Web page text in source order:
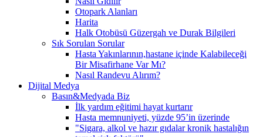
Otopark Alanları
Harita
Halk Otobüsü Güzergah ve Durak Bilgileri
Sık Sorulan Sorular
Hasta Yakınlarının,hastane içinde Kalabileceği
Bir Misafirhane Var Mı?
Nasıl Randevu Alırım?
Dijital Medya
Basın&Medyada Biz
İlk yardım eğitimi hayat kurtarır
Hasta memnuniyeti, yüzde 95’in üzerinde
"Sigara, alkol ve hazır gıdalar kronik hastalığın